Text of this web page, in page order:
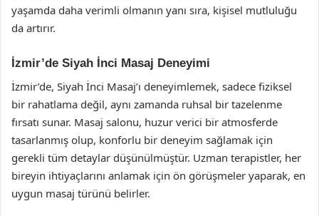
yaşamda daha verimli olmanın yanı sıra, kişisel mutluluğu
da artırır.
İzmir’de Siyah İnci Masaj Deneyimi
İzmir’de, Siyah İnci Masaj’ı deneyimlemek, sadece fiziksel
bir rahatlama değil, aynı zamanda ruhsal bir tazelenme
fırsatı sunar. Masaj salonu, huzur verici bir atmosferde
tasarlanmış olup, konforlu bir deneyim sağlamak için
gerekli tüm detaylar düşünülmüştür. Uzman terapistler, her
bireyin ihtiyaçlarını anlamak için ön görüşmeler yaparak, en
uygun masaj türünü belirler.